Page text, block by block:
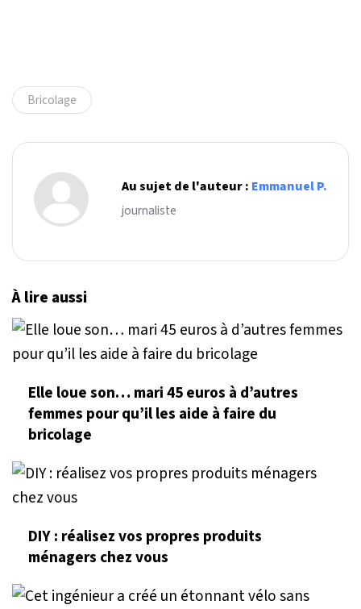
Bricolage
Au sujet de l'auteur : Emmanuel P.
journaliste
À lire aussi
Elle loue son… mari 45 euros à d’autres
femmes pour qu’il les aide à faire du
bricolage
DIY : réalisez vos propres produits
ménagers chez vous